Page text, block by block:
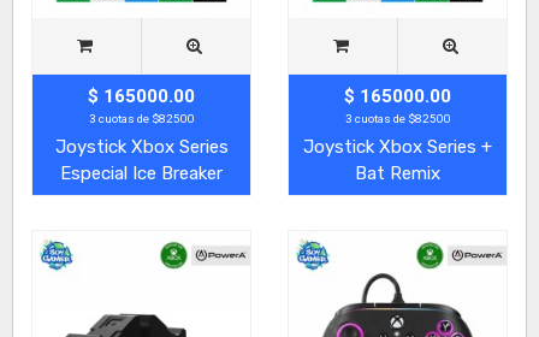
$ 165000.00
3 cuotas de $82500
Joystick Xbox Series
Especial Ice Breaker
$ 165000.00
3 cuotas de $82500
Joystick Xbox Series +
Bat Remix